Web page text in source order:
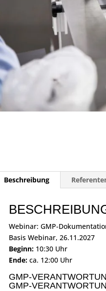
Beschreibung
Webinar: GMP-
Basis Webinar, 26.11.2027
Beginn: 10:30 Uhr
Ende: ca. 12:00 Uhr
GMP-
GMP-